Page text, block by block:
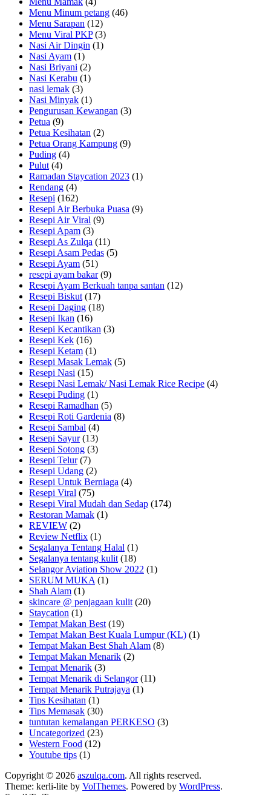
Menu Minum petang (46)
Menu Sarapan (12)
Menu Viral PKP(3)
Nasi Air Dingin (1)
Nasi Ayam (1)
Nasi Briyani (2)
Nasi Kerabu (1)
nasi lemak (3)
Nasi Minyak (1)
Pengurusan Kewangan (3)
Petua (9)
Petua Kesihatan (2)
Petua Orang Kampung (9)
Puding (4)
Pulut (4)
Ramadan Staycation 2023 (1)
Rendang (4)
Resepi (162)
Resepi Air Berbuka Puasa (9)
Resepi Air Viral (9)
Resepi Apam (3)
Resepi As Zulqa (11)
Resepi Asam Pedas (5)
Resepi Ayam (51)
resepi ayam bakar(9)
Resepi Ayam Berkuah tanpa santan (12)
Resepi Biskut (17)
Resepi Daging (18)
Resepi Ikan (16)
Resepi Kecantikan (3)
Resepi Kek (16)
Resepi Ketam (1)
Resepi Masak Lemak (5)
Resepi Nasi (15)
Resepi Nasi Lemak/ Nasi Lemak Rice Recipe (4)
Resepi Puding (1)
Resepi Ramadhan (5)
Resepi Roti Gardenia (8)
Resepi Sambal (4)
Resepi Sayur(13)
Resepi Sotong (3)
Resepi Telur(7)
Resepi Udang (2)
Resepi Untuk Berniaga (4)
Resepi Viral (75)
Resepi Viral Mudah dan Sedap (174)
Restoran Mamak (1)
REVIEW (2)
Review Netflix (1)
Segalanya Tentang Halal (1)
Segalanya tentang kulit (18)
Selangor Aviation Show 2022 (1)
SERUM MUKA (1)
Shah Alam (1)
skincare @ penjagaan kulit (20)
Staycation (1)
Tempat Makan Best (19)
Tempat Makan Best Kuala Lumpur (KL) (1)
Tempat Makan Best Shah Alam (8)
Tempat Makan Menarik (2)
Tempat Menarik (3)
Tempat Menarik di Selangor(11)
Tempat Menarik Putrajaya (1)
Tips Kesihatan (1)
Tips Memasak (30)
tuntutan kemalangan PERKESO (3)
Uncategorized (23)
Western Food (12)
Youtube tips (1)
Copyright © 2026 aszulqa.com. All rights reserved.
Theme: kerli-lite by VolThemes. Powered by WordPress.